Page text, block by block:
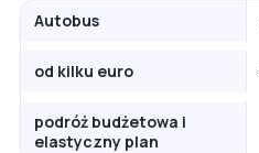
Autobus
od kilku euro
podróż budżetowa i
elastyczny plan